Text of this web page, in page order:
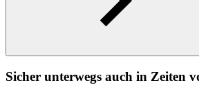
Sicher unterwegs auch in Zeiten